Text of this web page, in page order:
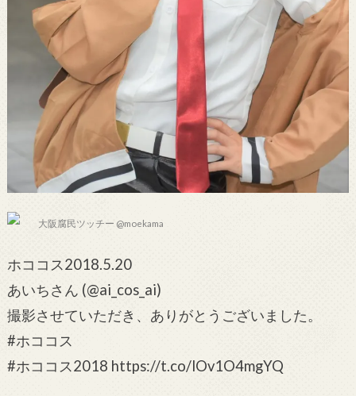
大阪腐民ツッチー @moekama
ホココス2018.5.20
あいちさん (@ai_cos_ai)
撮影させていただき、ありがとうございました。
#ホココス
#ホココス2018 https://t.co/lOv1O4mgYQ